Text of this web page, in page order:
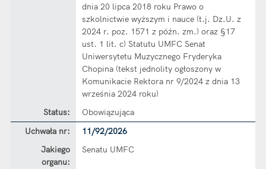
dnia 20 lipca 2018 roku Prawo o
szkolnictwie wyższym i nauce (t.j. Dz.U. z
2024 r. poz. 1571 z późn. zm.) oraz §17
ust. 1 lit. c) Statutu UMFC Senat
Uniwersytetu Muzycznego Fryderyka
Chopina (tekst jednolity ogłoszony w
Komunikacie Rektora nr 9/2024 z dnia 13
września 2024 roku)
Status:
Obowiązująca
Uchwała nr:
11/92/2026
Jakiego
organu:
Senatu UMFC